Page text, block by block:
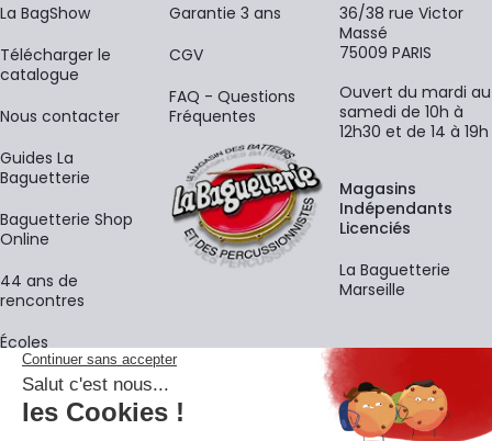
La BagShow
​Télécharger le
catalogue
Nous contacter
Guides La
Baguetterie
Baguetterie Shop
Online
44 ans de
rencontres
Écoles
Garantie 3 ans
CGV
FAQ - Questions
Fréquentes
36/38 rue Victor
Massé
75009 PARIS
Ouvert du mardi au
samedi de 10h à
12h30 et de 14 à 19h
Magasins
Indépendants
Licenciés
La Baguetterie
Marseille
La newsletter
Adresse e-mail